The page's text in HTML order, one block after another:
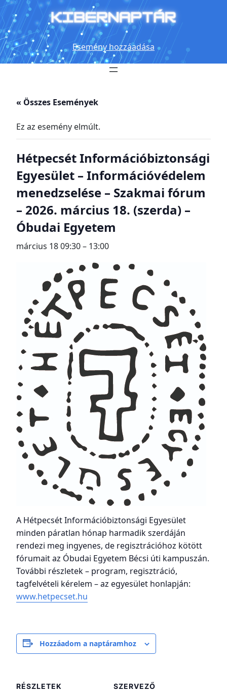
Esemény hozzáadása
« Összes Események
Ez az esemény elmúlt.
Hétpecsét Információbiztonsági
Egyesület – Információvédelem
menedzselése – Szakmai fórum
– 2026. március 18. (szerda) –
Óbudai Egyetem
március 18 09:30– 13:00
A Hétpecsét Információbiztonsági Egyesület
minden páratlan hónap harmadik szerdáján
rendezi meg ingyenes, de regisztrációhoz kötött
fórumait az Óbudai Egyetem Bécsi úti kampuszán.
További részletek – program, regisztráció,
tagfelvételi kérelem – az egyesület honlapján:
www.hetpecset.hu
Hozzáadom a naptáramhoz
RÉSZLETEK SZERVEZŐ